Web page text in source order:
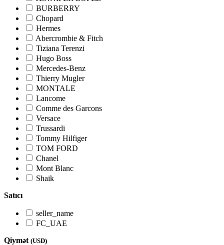
BURBERRY
Chopard
Hermes
Abercrombie & Fitch
Tiziana Terenzi
Hugo Boss
Mercedes-Benz
Thierry Mugler
MONTALE
Lancome
Comme des Garcons
Versace
Trussardi
Tommy Hilfiger
TOM FORD
Chanel
Mont Blanc
Shaik
Satıcı
seller_name
FC_UAE
Qiymət (USD)